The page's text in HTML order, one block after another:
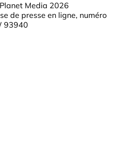
Media 2026
de presse en ligne, numéro
93940